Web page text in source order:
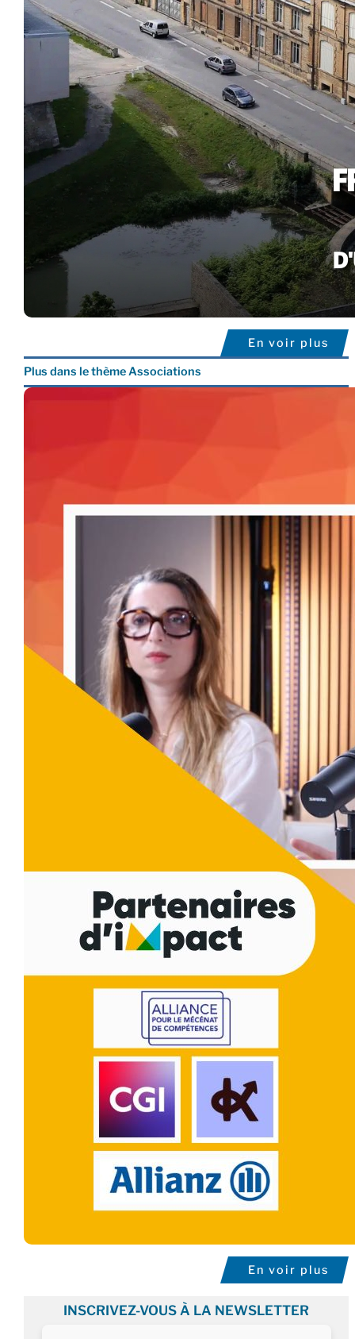
En voir plus
Plus dans le thème Associations
En voir plus
INSCRIVEZ-VOUS À LA NEWSLETTER